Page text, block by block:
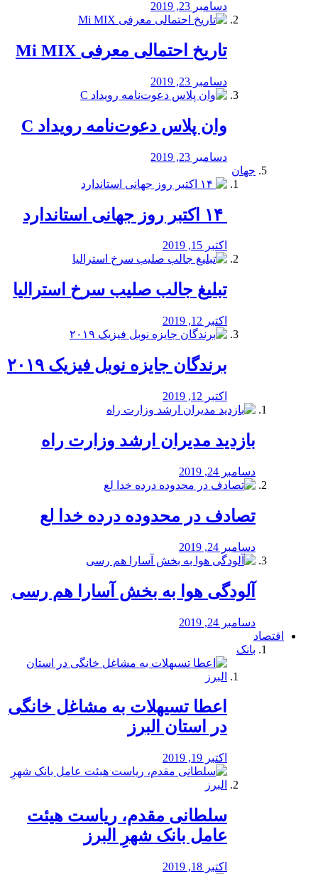
دسامبر 23, 2019
تاریخ احتمالی معرفی Mi MIX
دسامبر 23, 2019
وان پلاس دعوت‌نامه رویداد C
دسامبر 23, 2019
جهان
اکتبر 15, 2019
تبلیغ جالب صلیب سرخ استرالیا
اکتبر 12, 2019
برندگان جایزه نوبل فیزیک ۲۰۱۹
اکتبر 12, 2019
بازدید مدیران ارشد وزارت راه
دسامبر 24, 2019
تصادف در محدوده درده خدا لع
دسامبر 24, 2019
آلودگی هوا به بخش آسارا هم رسی
دسامبر 24, 2019
اقتصاد
بانک
️اعطا تسیهلات به مشاغل خانگی
در استان البرز
اکتبر 19, 2019
سلطانی مقدم، ریاست هیئت
عامل بانک شهرِ البرز
اکتبر 18, 2019